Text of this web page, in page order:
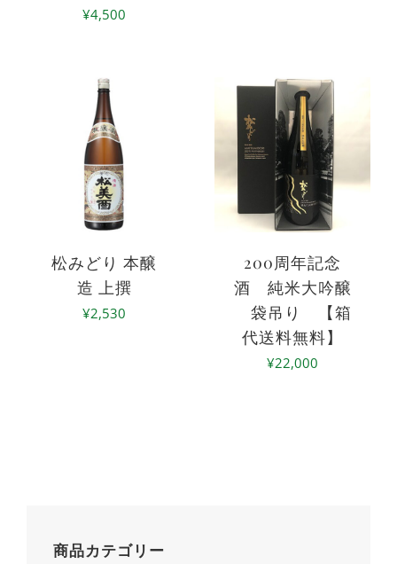
¥4,500
松みどり 本醸
造 上撰
¥2,530
200周年記念
酒 純米大吟醸
袋吊り 【箱
代送料無料】
¥22,000
商品カテゴリー